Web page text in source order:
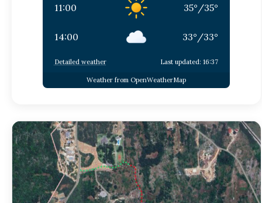
11:00 35° /35°
14:00 33° /33°
Detailed weather Last updated: 16:37
Weather from OpenWeatherMap